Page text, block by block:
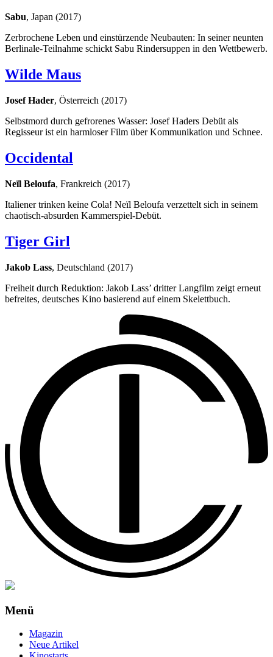
Sabu, Japan (2017)
Zerbrochene Leben und einstürzende Neubauten: In seiner neunten
Berlinale-Teilnahme schickt Sabu Rindersuppen in den Wettbewerb.
Wilde Maus
Josef Hader, Österreich (2017)
Selbstmord durch gefrorenes Wasser: Josef Haders Debüt als
Regisseur ist ein harmloser Film über Kommunikation und Schnee.
Occidental
Neïl Beloufa, Frankreich (2017)
Italiener trinken keine Cola! Neïl Beloufa verzettelt sich in seinem
chaotisch-absurden Kammerspiel-Debüt.
Tiger Girl
Jakob Lass, Deutschland (2017)
Freiheit durch Reduktion: Jakob Lass’ dritter Langfilm zeigt erneut
befreites, deutsches Kino basierend auf einem Skelettbuch.
Menü
Magazin
Neue Artikel